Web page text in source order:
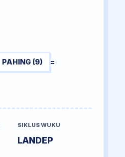
PAHING (9) =
SIKLUS WUKU
LANDEP